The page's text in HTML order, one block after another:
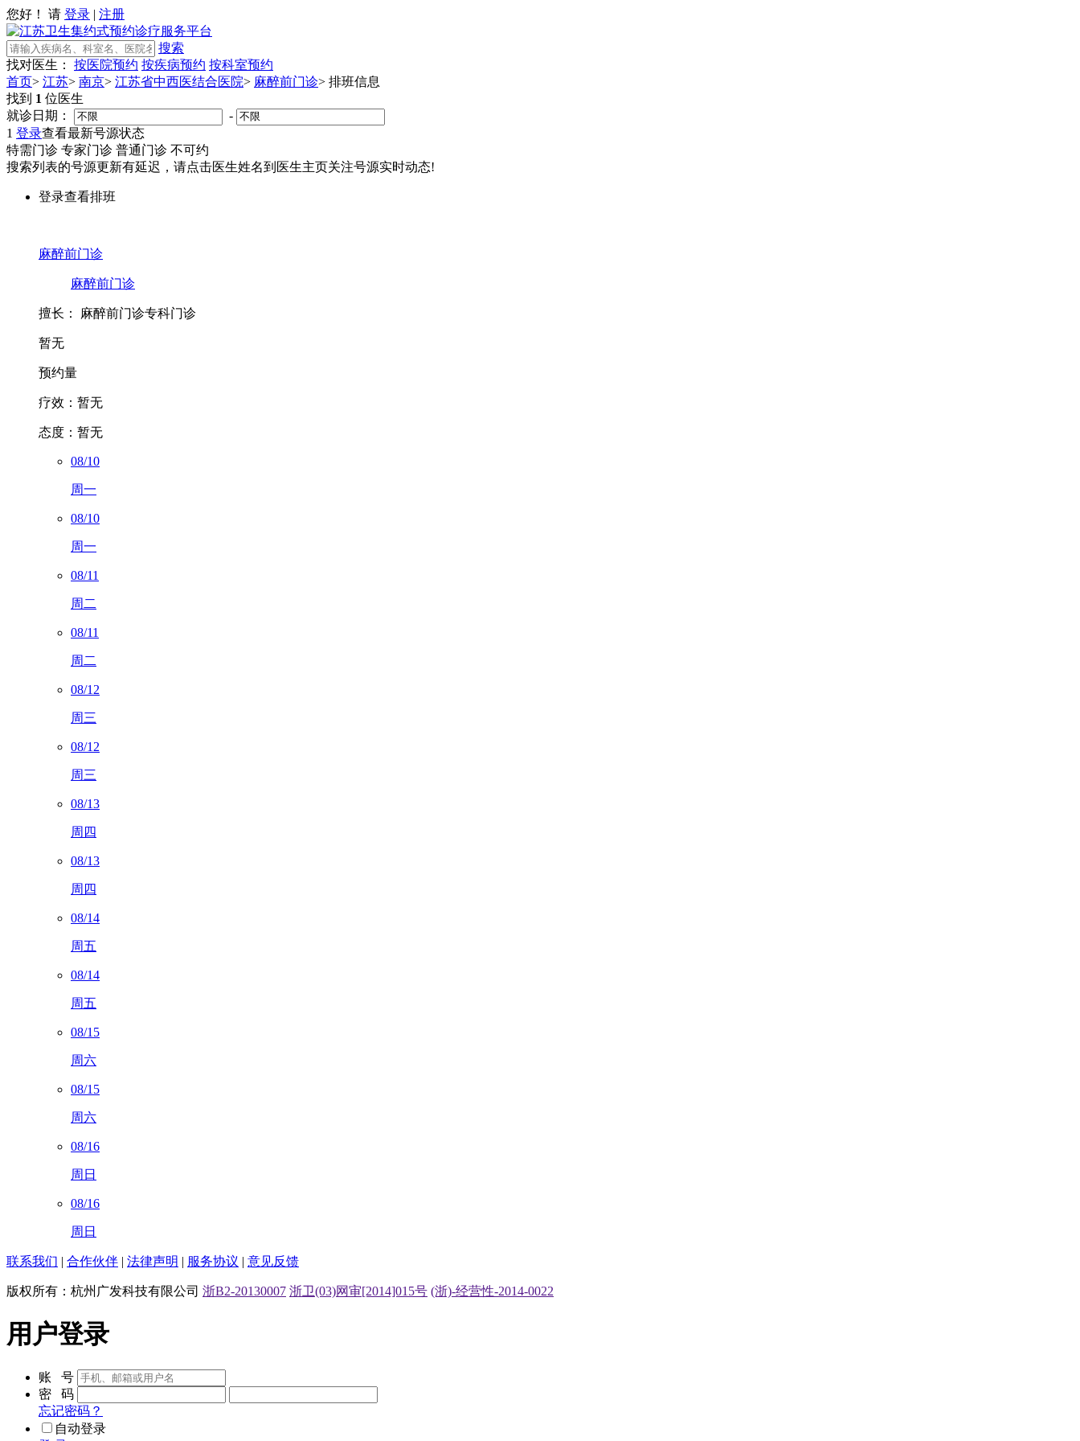
您好！ 请 登录 | 注册
搜索
找对医生：
按医院预约 按疾病预约 按科室预约
首页> 江苏> 南京> 江苏省中西医结合医院> 麻醉前门诊> 排班信息
找到 1 位医生
就诊日期：
-
1 登录查看最新号源状态
特需门诊 专家门诊 普通门诊 不可约
搜索列表的号源更新有延迟，请点击医生姓名到医生主页关注号源实时动态!
登录查看排班
麻醉前门诊
麻醉前门诊
擅长： 麻醉前门诊专科门诊
暂无
预约量
疗效： 暂无
态度： 暂无
08/10
周一
08/10
周一
08/11
周二
08/11
周二
08/12
周三
08/12
周三
08/13
周四
08/13
周四
08/14
周五
08/14
周五
08/15
周六
08/15
周六
08/16
周日
08/16
周日
联系我们 合作伙伴 法律声明 服务协议 意见反馈
版权所有：杭州广发科技有限公司 浙B2-20130007 浙卫(03)网审[2014]015号 (浙)-经营性-2014-0022
用户登录
账 号
密 码
忘记密码？
自动登录